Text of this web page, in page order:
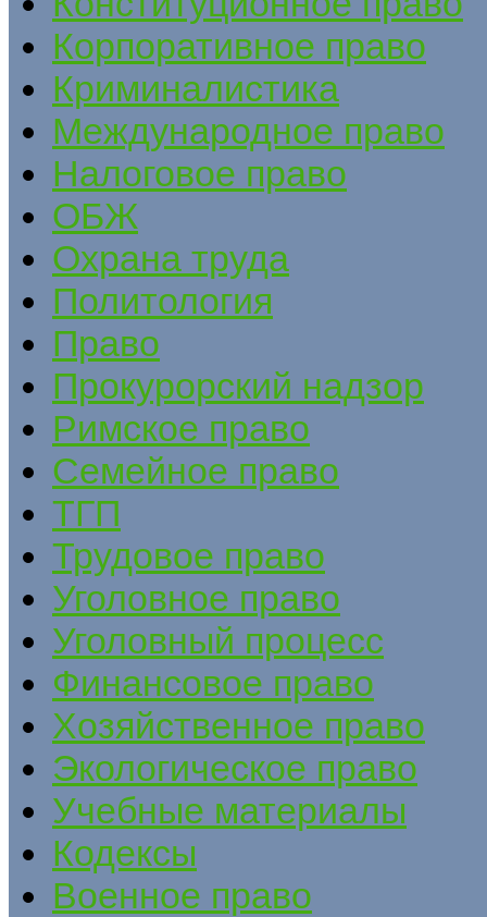
Корпоративное право
Криминалистика
Международное право
Налоговое право
ОБЖ
Охрана труда
Политология
Право
Прокурорский надзор
Римское право
Семейное право
ТГП
Трудовое право
Уголовное право
Уголовный процесс
Финансовое право
Хозяйственное право
Экологическое право
Учебные материалы
Кодексы
Военное право